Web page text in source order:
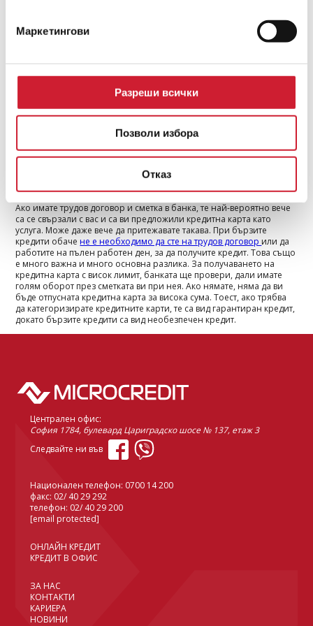
Маркетингови
Разреши всички
Позволи избора
Отказ
кредити дават по-добри условия на лоялните си клиенти, докато
условията при кредитните карти са горе-долу едни и същи за
За кого са предназначени?
И двата вида финансиране си имат своята аудитория. Бързите
кредити са предназначени за покриване на спешни кредити,
които не търпят отлагане. Това е и най-големият им приоритет
пред всички останали видове кредити. Кредитните карти са форма
и след това задължително бързо да възстановите. Ако ви е нужна
трябва да минете дългата процедура по одобрение и най-
вероятно да чакате нова пластика.
Ако имате трудов договор и сметка в банка, те най-вероятно вече
са се свързали с вас и са ви предложили кредитна карта като
услуга. Може даже вече да притежавате такава. При бързите
кредити обаче не е необходимо да сте на трудов договор или да
работите на пълен работен ден, за да получите кредит. Това също
е много важна и много основна разлика. За получаването на
кредитна карта с висок лимит, банката ще провери, дали имате
голям оборот през сметката ви при нея. Ако нямате, няма да ви
бъде отпусната кредитна карта за висока сума. Тоест, ако трябва
да категоризирате кредитните карти, те са вид гарантиран кредит,
докато бързите кредити са вид необезпечен кредит.
Централен офис:
София 1784, булевард Цариградско шосе № 137, етаж 3
Следвайте ни във
Национален телефон: 0700 14 200
факс: 02/ 40 29 292
телефон: 02/ 40 29 200
[email protected]
ОНЛАЙН КРЕДИТ
КРЕДИТ В ОФИС
ЗА НАС
КОНТАКТИ
КАРИЕРА
НОВИНИ